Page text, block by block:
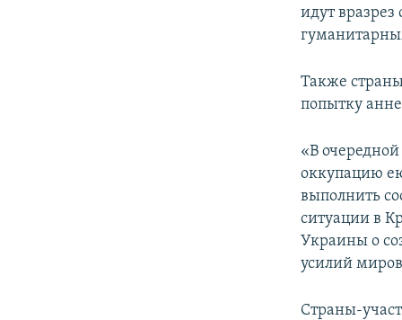
идут
Также
попытку
«В
оккупацию
выполнить
ситуации в
Украины о
усилий
Страны-